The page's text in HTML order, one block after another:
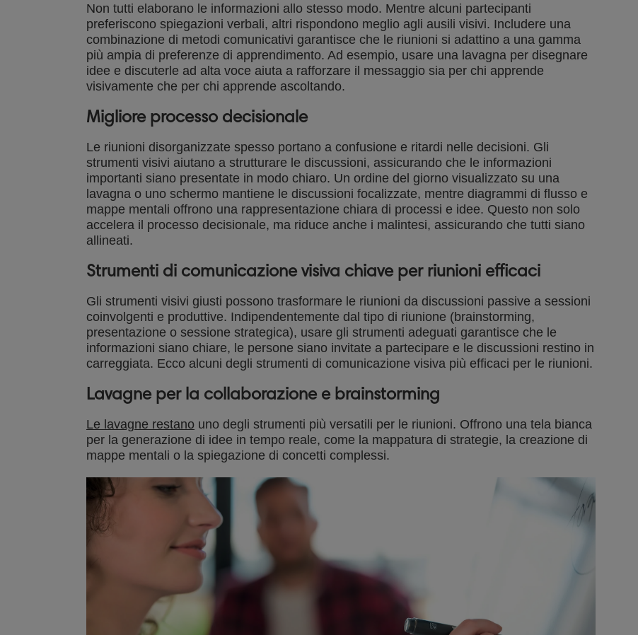
Non tutti elaborano le informazioni allo stesso modo. Mentre alcuni partecipanti
preferiscono spiegazioni verbali, altri rispondono meglio agli ausili visivi. Includere una
combinazione di metodi comunicativi garantisce che le riunioni si adattino a una gamma
più ampia di preferenze di apprendimento. Ad esempio, usare una lavagna per disegnare
idee e discuterle ad alta voce aiuta a rafforzare il messaggio sia per chi apprende
visivamente che per chi apprende ascoltando.
Migliore processo decisionale
Le riunioni disorganizzate spesso portano a confusione e ritardi nelle decisioni. Gli
strumenti visivi aiutano a strutturare le discussioni, assicurando che le informazioni
importanti siano presentate in modo chiaro. Un ordine del giorno visualizzato su una
lavagna o uno schermo mantiene le discussioni focalizzate, mentre diagrammi di flusso e
mappe mentali offrono una rappresentazione chiara di processi e idee. Questo non solo
accelera il processo decisionale, ma riduce anche i malintesi, assicurando che tutti siano
allineati.
Strumenti di comunicazione visiva chiave per riunioni efficaci
Gli strumenti visivi giusti possono trasformare le riunioni da discussioni passive a sessioni
coinvolgenti e produttive. Indipendentemente dal tipo di riunione (brainstorming,
presentazione o sessione strategica), usare gli strumenti adeguati garantisce che le
informazioni siano chiare, le persone siano invitate a partecipare e le discussioni restino in
carreggiata. Ecco alcuni degli strumenti di comunicazione visiva più efficaci per le riunioni.
Lavagne per la collaborazione e brainstorming
Le lavagne restano uno degli strumenti più versatili per le riunioni. Offrono una tela bianca
per la generazione di idee in tempo reale, come la mappatura di strategie, la creazione di
mappe mentali o la spiegazione di concetti complessi.